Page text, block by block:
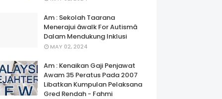
Am : Sekolah Taarana
Menerajui âwalk For Autismâ
Dalam Mendukung Inklusi
MAY 02, 2024
Am : Kenaikan Gaji Penjawat
Awam 35 Peratus Pada 2007
Libatkan Kumpulan Pelaksana
Gred Rendah - Fahmi